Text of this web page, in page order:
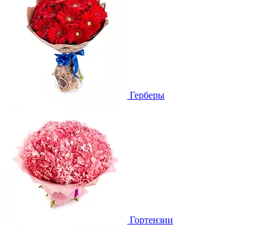
Герберы
Гортензии